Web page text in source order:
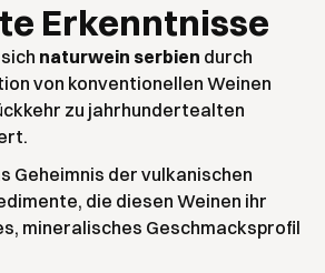
Erkenntnisse
naturwein serbien durch
von konventionellen Weinen
zu jahrhundertealten
Geheimnis der vulkanischen
die diesen Weinen ihr
mineralisches Geschmacksprofil